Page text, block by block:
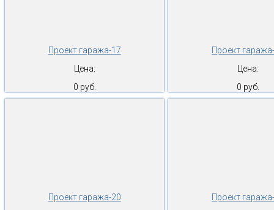
Проект гаража-17
Цена:
0 руб.
Проект
Цена:
0 руб.
Проект гаража-20
Проект